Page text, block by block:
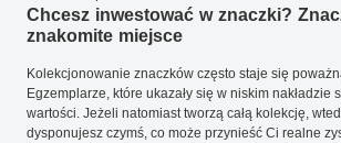
Chcesz inwestować w znaczki?
znakomite miejsce
Kolekcjonowanie znaczków często staje się
Egzemplarze, które ukazały się w niskim nakładzie
wartości. Jeżeli natomiast tworzą całą kolekcję,
dysponujesz czymś, co może przynieść Ci realne